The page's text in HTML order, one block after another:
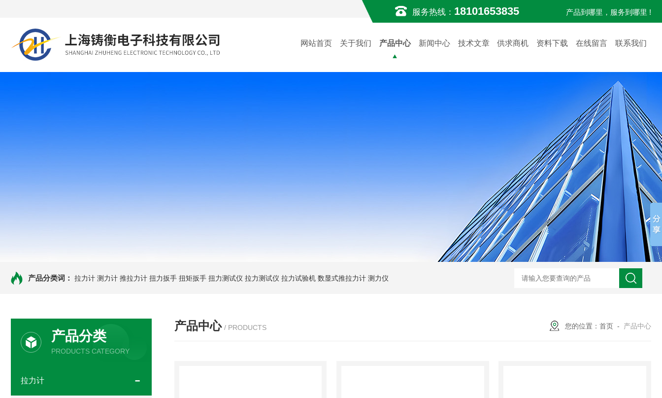
服务热线： 18101653835 产品到哪里，服务到哪里 !
网站首页 关于我们 产品中心 新闻中心 技术文章 供求商机 资料下载 在线留言 联系我们
产品分类词： 拉力计 测力计 推拉力计 扭力扳手 扭矩扳手 扭力测试仪 拉力测试仪 拉力试验机 数显式推拉力计 测力仪
产品分类
PRODUCTS CATEGORY
拉力计
产品中心 / PRODUCTS 您的位置： 首页 - 产品中心